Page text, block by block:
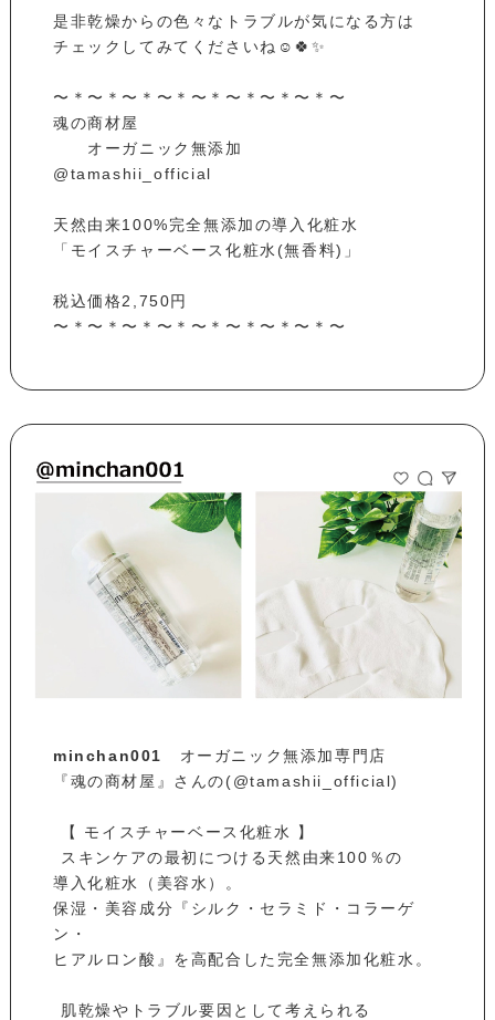
是非乾燥からの色々なトラブルが気になる方は
チェックしてみてくださいね☺️🍀✨
〜＊〜＊〜＊〜＊〜＊〜＊〜＊〜＊〜
魂の商材屋
オーガニック無添加
@tamashii_official
天然由来100%完全無添加の導入化粧水
「モイスチャーベース化粧水(無香料)」
税込価格2,750円
〜＊〜＊〜＊〜＊〜＊〜＊〜＊〜＊〜
minchan001
オーガニック無添加専門店
『魂の商材屋』さんの(@tamashii_official)
⁡ 【 モイスチャーベース化粧水 】
⁡ スキンケアの最初につける天然由来100％の
導入化粧水（美容水）。
保湿・美容成分『シルク・セラミド・コラーゲ
ン・
ヒアルロン酸』を高配合した完全無添加化粧水。
⁡ 肌乾燥やトラブル要因として考えられる